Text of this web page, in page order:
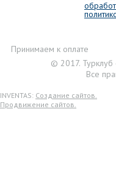
Принимаем к оплате
© 2017. Турклуб
Все
INVENTAS: Создание сайтов.
Продвижение сайтов.